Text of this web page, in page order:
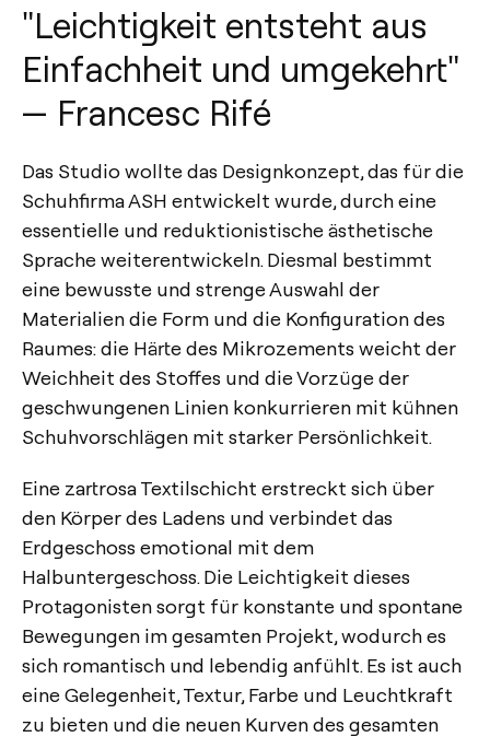
"Leichtigkeit entsteht aus
Einfachheit und umgekehrt"
— Francesc Rifé
Das Studio wollte das Designkonzept, das für die
Schuhfirma ASH entwickelt wurde, durch eine
essentielle und reduktionistische ästhetische
Sprache weiterentwickeln. Diesmal bestimmt
eine bewusste und strenge Auswahl der
Materialien die Form und die Konfiguration des
Raumes: die Härte des Mikrozements weicht der
Weichheit des Stoffes und die Vorzüge der
geschwungenen Linien konkurrieren mit kühnen
Schuhvorschlägen mit starker Persönlichkeit.
Eine zartrosa Textilschicht erstreckt sich über
den Körper des Ladens und verbindet das
Erdgeschoss emotional mit dem
Halbuntergeschoss. Die Leichtigkeit dieses
Protagonisten sorgt für konstante und spontane
Bewegungen im gesamten Projekt, wodurch es
sich romantisch und lebendig anfühlt. Es ist auch
eine Gelegenheit, Textur, Farbe und Leuchtkraft
zu bieten und die neuen Kurven des gesamten